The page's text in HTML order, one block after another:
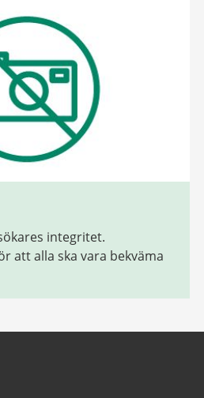
integritet.
att alla ska vara bekväma